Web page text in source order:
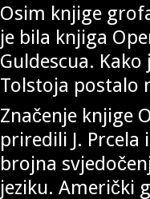
Osim knjige
je bila knjiga
Guldescua.
Tolstoja postalo
Značenje knjige
priredili J. Prcela
brojna
jeziku. Američki